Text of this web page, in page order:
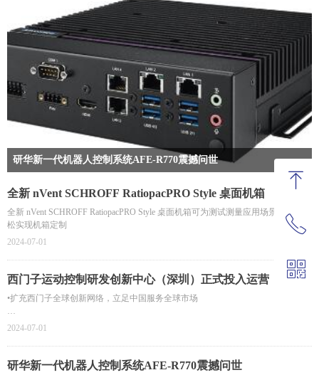
•提升运动控制领域的软硬件技术能力，加速创新研发与成果转化
•创造更多就业机会，挖掘、培养、储备数字化创新型人才
研华新一代机器人控制系统AFE-R770震撼问世
研华面向机器人市场推出的专用系统AFE-R770，考虑了尺寸、工作温度、电
压、抗震性、抗干扰和无线连接等需求进行设计。该系统集成了激光雷达、摄
像头、IMU、车辆和电池等重要组件。它还配备了专用实时操作系统、驱动程
序、ROS2环境、AI工具、仿真功能、SLAM和导航工具，为开发人员提供了
全新 nVent SCHROFF RatiopacPRO Style 桌面机箱
全新 nVent SCHROFF RatiopacPRO Style 桌面机箱可为测试测量应用场景快速、轻
松实现机箱定制
2024-07-01
西门子运动控制研发创新中心（深圳）正式投入运营
•扩充西门子全球创新网络，立足中国服务全球市场
•提升运动控制领域的软硬件技术能力，加速创新研发与成果转化
•创造更多就业机会，挖掘、培养、储备数字化创新型人才
2024-07-01
研华新一代机器人控制系统AFE-R770震撼问世
ꁸ
回到顶部
ꂅ
13893371158
ꀥ